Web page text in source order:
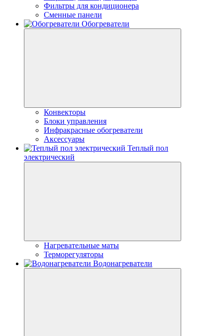
Фильтры для кондиционера
Сменные панели
Обогреватели
Конвекторы
Блоки управления
Инфракрасные обогреватели
Аксессуары
Теплый пол
электрический
Нагревательные маты
Терморегуляторы
Водонагреватели